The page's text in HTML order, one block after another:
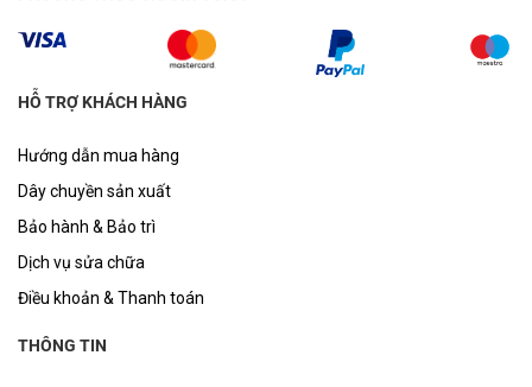
HỖ TRỢ KHÁCH HÀNG
Hướng dẫn mua hàng
Dây chuyền sản xuất
Bảo hành & Bảo trì
Dịch vụ sửa chữa
Điều khoản & Thanh toán
THÔNG TIN